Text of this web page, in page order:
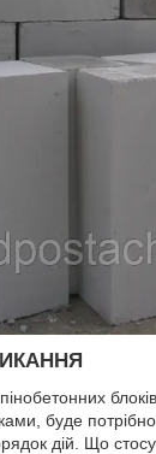
буде
дій. Що